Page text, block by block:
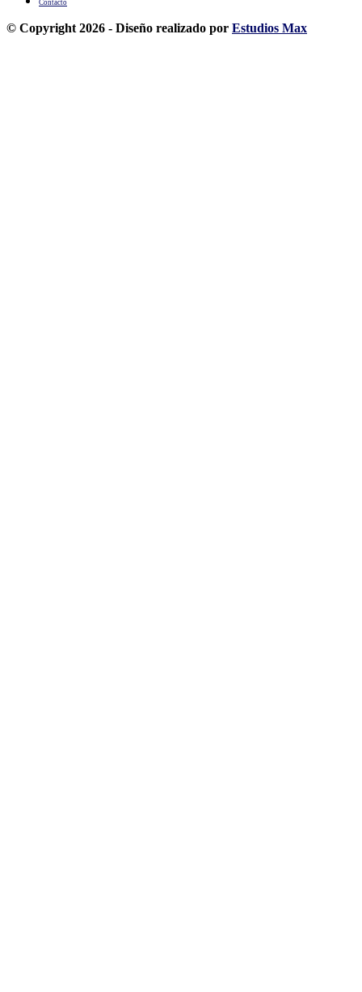
Contacto
© Copyright 2026 - Diseño realizado por Estudios Max